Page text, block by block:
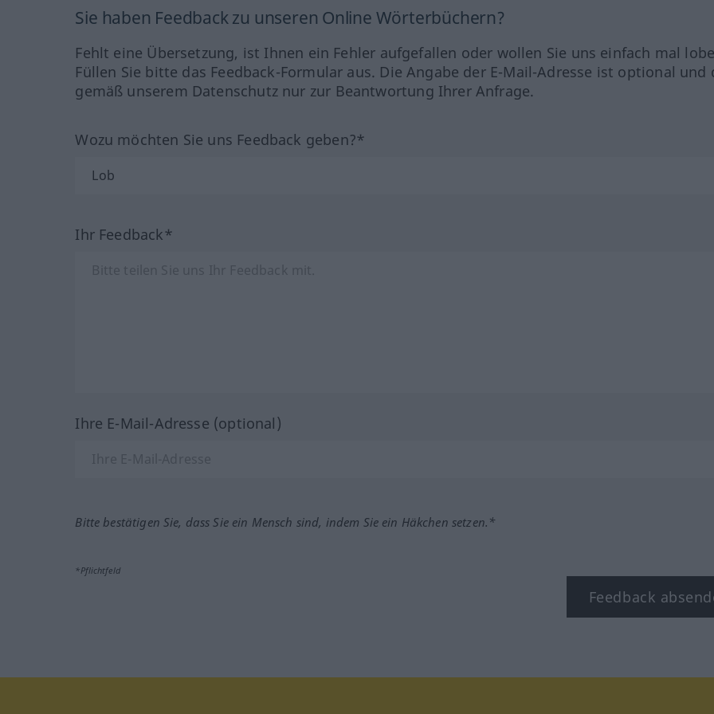
Sie haben Feedback zu unseren Online Wörterbüchern?
Fehlt eine Übersetzung, ist Ihnen ein Fehler aufgefallen oder wollen Sie uns einfach mal
Füllen Sie bitte das Feedback-Formular aus. Die Angabe der E-Mail-Adresse ist optional und
gemäß unserem Datenschutz nur zur Beantwortung Ihrer Anfrage.
Wozu möchten Sie uns Feedback geben?*
Ihr Feedback*
Ihre E-Mail-Adresse (optional)
Bitte bestätigen Sie, dass Sie ein Mensch sind, indem Sie ein Häkchen setzen.*
*Pflichtfeld
Feedback